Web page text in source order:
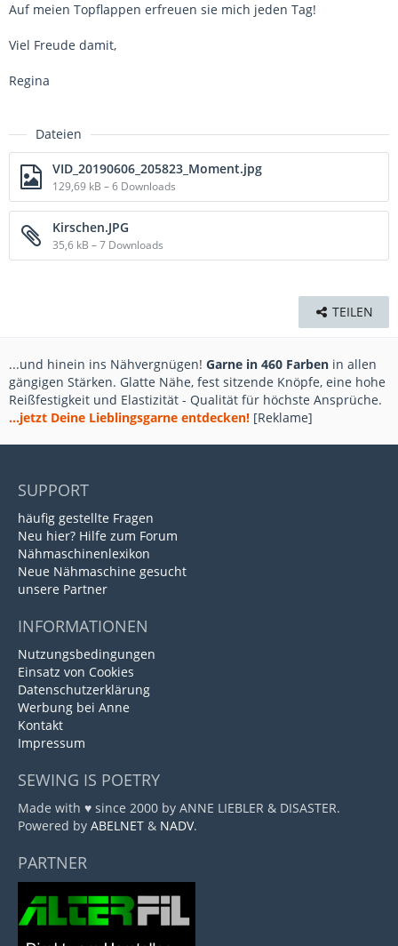
Auf meien Topflappen erfreuen sie mich jeden Tag!
Viel Freude damit,
Regina
Dateien
VID_20190606_205823_Moment.jpg
129,69 kB – 6 Downloads
Kirschen.JPG
35,6 kB – 7 Downloads
TEILEN
...und hinein ins Nähvergnügen! Garne in 460 Farben in allen
gängigen Stärken. Glatte Nähe, fest sitzende Knöpfe, eine hohe
Reißfestigkeit und Elastizität - Qualität für höchste Ansprüche.
...jetzt Deine Lieblingsgarne entdecken! [Reklame]
SUPPORT
häufig gestellte Fragen
Neu hier? Hilfe zum Forum
Nähmaschinenlexikon
Neue Nähmaschine gesucht
unsere Partner
INFORMATIONEN
Nutzungsbedingungen
Einsatz von Cookies
Datenschutzerklärung
Werbung bei Anne
Kontakt
Impressum
SEWING IS POETRY
Made with ♥ since 2000 by ANNE LIEBLER & DISASTER.
Powered by ABELNET & NADV.
PARTNER